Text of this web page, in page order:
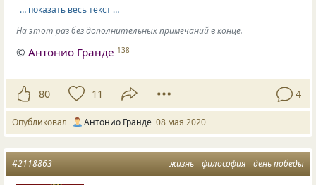
… показать весь текст …
На этот раз без дополнительных примечаний в конце.
©Антонио Гранде 138
80 11 4
Опубликовал Антонио Гранде 08 мая 2020
жизнь философия день победы
#2118863